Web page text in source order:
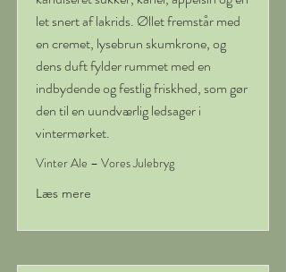
let snert af lakrids. Øllet fremstår med
en cremet, lysebrun skumkrone, og
dens duft fylder rummet med en
indbydende og festlig friskhed, som gør
den til en uundværlig ledsager i
vintermørket.
Vinter Ale – Vores Julebryg
Læs mere